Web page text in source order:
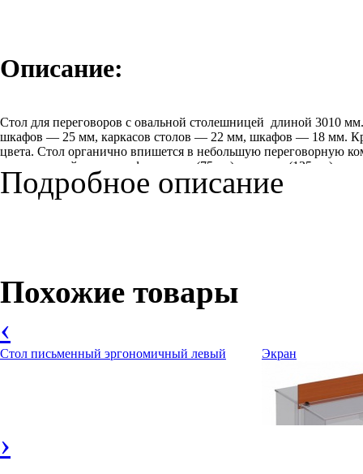
Описание:
Стол для переговоров с овальной столешницей длиной
шкафов — 25 мм, каркасов столов — 22 мм, шкафов — 18 мм.
цвета. Стол органично впишется в небольшую переговорную
переговорной зоне: шкафы низкие (75 см), средние (135 см) и
Цена указана для цвета "австрийский орех". Цену в цвете
Подробное описание
Похожие товары
‹
Стол письменный эргономичный левый Экран
›